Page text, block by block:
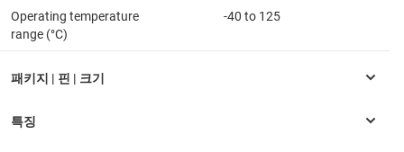
Operating temperature
range (°C)
-40 to 125